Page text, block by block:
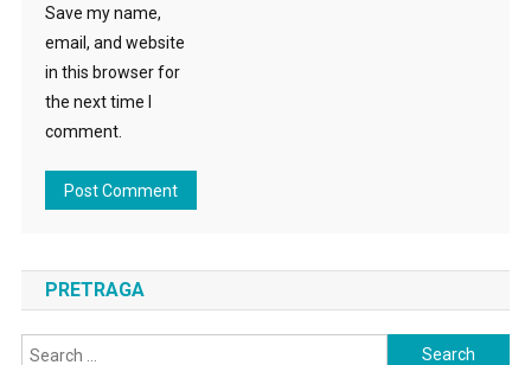
Save my name,
email, and website
in this browser for
the next time I
comment.
PRETRAGA
Search